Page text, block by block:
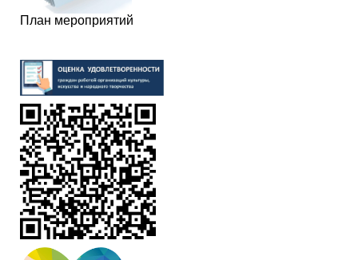
План мероприятий